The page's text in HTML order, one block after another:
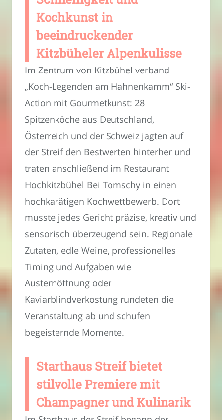
Kochkunst in
beeindruckender
Kitzbüheler Alpenkulisse
Im Zentrum von Kitzbühel verband
„Koch-Legenden am Hahnenkamm“ Ski-
Action mit Gourmetkunst: 28
Spitzenköche aus Deutschland,
Österreich und der Schweiz jagten auf
der Streif den Bestwerten hinterher und
traten anschließend im Restaurant
Hochkitzbühel Bei Tomschy in einen
hochkarätigen Kochwettbewerb. Dort
musste jedes Gericht präzise, kreativ und
sensorisch überzeugend sein. Regionale
Zutaten, edle Weine, professionelles
Timing und Aufgaben wie
Austernöffnung oder
Kaviarblindverkostung rundeten die
Veranstaltung ab und schufen
begeisternde Momente.
Starthaus Streif bietet
stilvolle Premiere mit
Champagner und Kulinarik